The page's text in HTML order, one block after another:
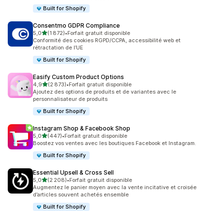
Built for Shopify
Consentmo GDPR Compliance
5,0étoile(s) sur 5
(1 872)
1872 avis au total
•Forfait gratuit disponible
Conformité des cookies RGPD/CCPA, accessibilité web et
rétractation de l’UE
Built for Shopify
Easify Custom Product Options
4,9étoile(s) sur 5
(2 873)
2873 avis au total
•Forfait gratuit disponible
Ajoutez des options de produits et de variantes avec le
personnalisateur de produits
Built for Shopify
Instagram Shop & Facebook Shop
5,0étoile(s) sur 5
(447)
447 avis au total
•Forfait gratuit disponible
Boostez vos ventes avec les boutiques Facebook et Instagram.
Built for Shopify
Essential Upsell & Cross Sell
5,0étoile(s) sur 5
(2 208)
2208 avis au total
•Forfait gratuit disponible
Augmentez le panier moyen avec la vente incitative et croisée
d’articles souvent achetés ensemble
Built for Shopify